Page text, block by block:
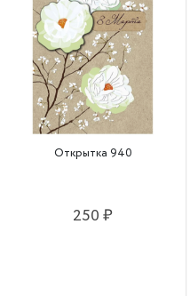
Открытка 940
250 ₽